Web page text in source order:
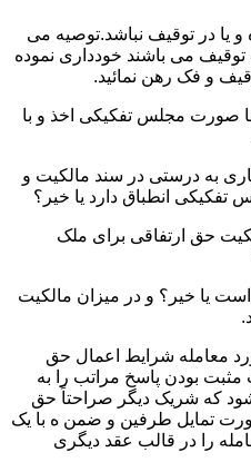
یا در توقیف نباشد.توصیه می
می باشند خودداری نموده
و فک رهن نمائید.
صورت مجلس تفکیکی اخذ و با
به درستی در سند مالکیت و
تفکیکی انطباق دارد یا خیر؟
حق ارتفاقی برای ملک
یا خیر؟ و در میزان مالکیت
معامله شرایط اعمال حق
بودن پاسخ مراتب را به
شود که شریک دیگر صراحتاً حق
تمایل طرفین و ضمن ه با یک
را در قالب عقد دیگری